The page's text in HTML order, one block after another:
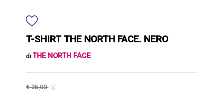
T-SHIRT THE NORTH FACE. NERO
diTHE NORTH FACE
€ 35,00